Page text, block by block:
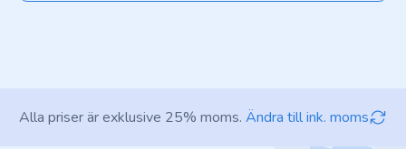
Alla priser är exklusive 25% moms. Ändra till ink. moms